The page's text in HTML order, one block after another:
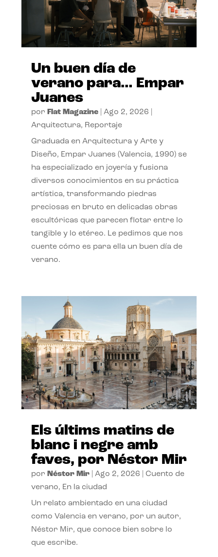
Un buen día de
verano para… Empar
Juanes
por Flat Magazine| Ago 2, 2026
Arquitectura, Reportaje
Graduada en Arquitectura y Arte y
Diseño, Empar Juanes (Valencia, 1990) se
ha especializado en joyería y fusiona
diversos conocimientos en su práctica
artística, transformando piedras
preciosas en bruto en delicadas obras
escultóricas que parecen flotar entre lo
tangible y lo etéreo. Le pedimos que nos
cuente cómo es para ella un buen día de
verano.
Els últims matins de
blanc i negre amb
faves, por Néstor Mir
por Néstor Mir| Ago 2, 2026
Cuento de
verano, En la ciudad
Un relato ambientado en una ciudad
como Valencia en verano, por un autor,
Néstor Mir, que conoce bien sobre lo
que escribe.